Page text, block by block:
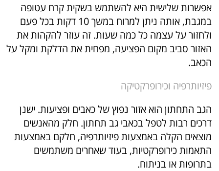
אפשרות שלישית היא להשתמש בשקית קרח עטופה
במגבת, אותה ניתן למרוח במשך 10 דקות בכל פעם
ולחזור על עצמה כל כמה שעות. זה עוזר להקהות את
האזור סביב מקום הפציעה, מפחית את הדלקת ומקל על
הכאב.
פיזיותרפיה וכירופרקטיקה
הגב התחתון הוא אזור נפוץ של כאבים ופציעות. ישנן
דרכים רבות לטפל בכאבי גב תחתון. חלק מהאנשים
מוצאים הקלה באמצעות פיזיותרפיה, חלקם באמצעות
התאמות כירופרקטיות, בעוד שאחרים משתמשים
בתרופות או בניתוח.